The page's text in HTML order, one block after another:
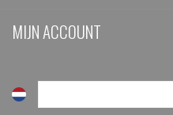
MIJN ACCOUNT